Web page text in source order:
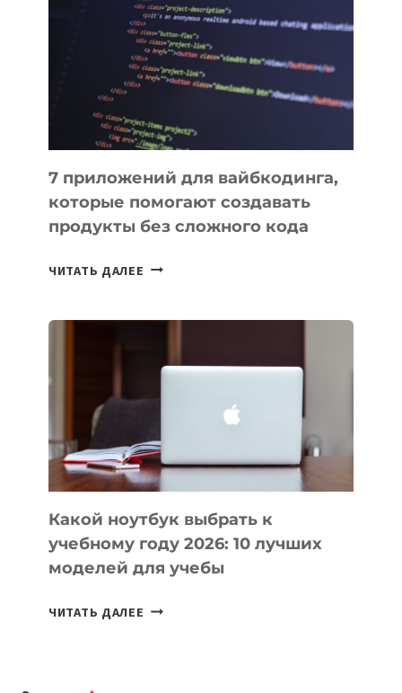
ИНСТРУМЕНТОВ
ДЛЯ
РАБОТЫ
7 приложений для вайбкодинга,
которые помогают создавать
продукты без сложного кода
ЧИТАТЬ ДАЛЕЕ 7
ПОМОГАЮТ
СОЗДАВАТЬ
БЕЗ
СЛОЖНОГО
КОДА
Какой ноутбук выбрать к
учебному году 2026: 10 лучших
моделей для учебы
ЧИТАТЬ ДАЛЕЕ КАКОЙ